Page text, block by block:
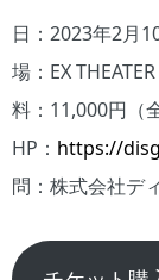
日：2023年2月
場：EX
料：11,000円（
HP： https://
問：株式会社デ